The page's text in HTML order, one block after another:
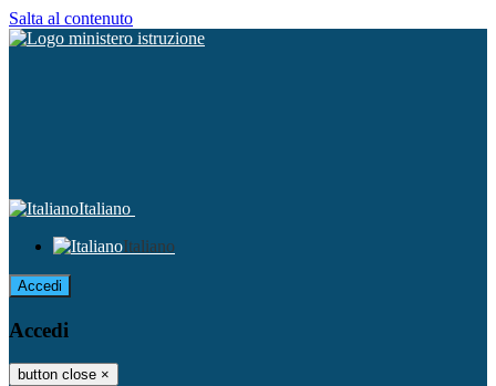
Salta al contenuto
Italiano
Italiano
Accedi
Accedi
button close ×